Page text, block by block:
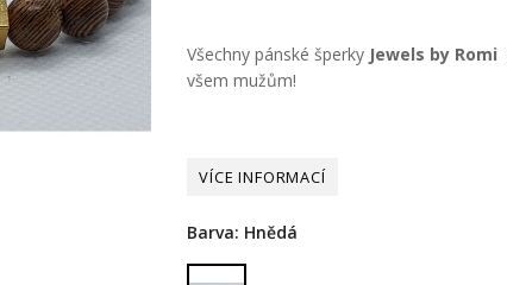
Všechny pánské šperky Jewels by Romi
všem mužům!
Barva: Hnědá
Hnědá